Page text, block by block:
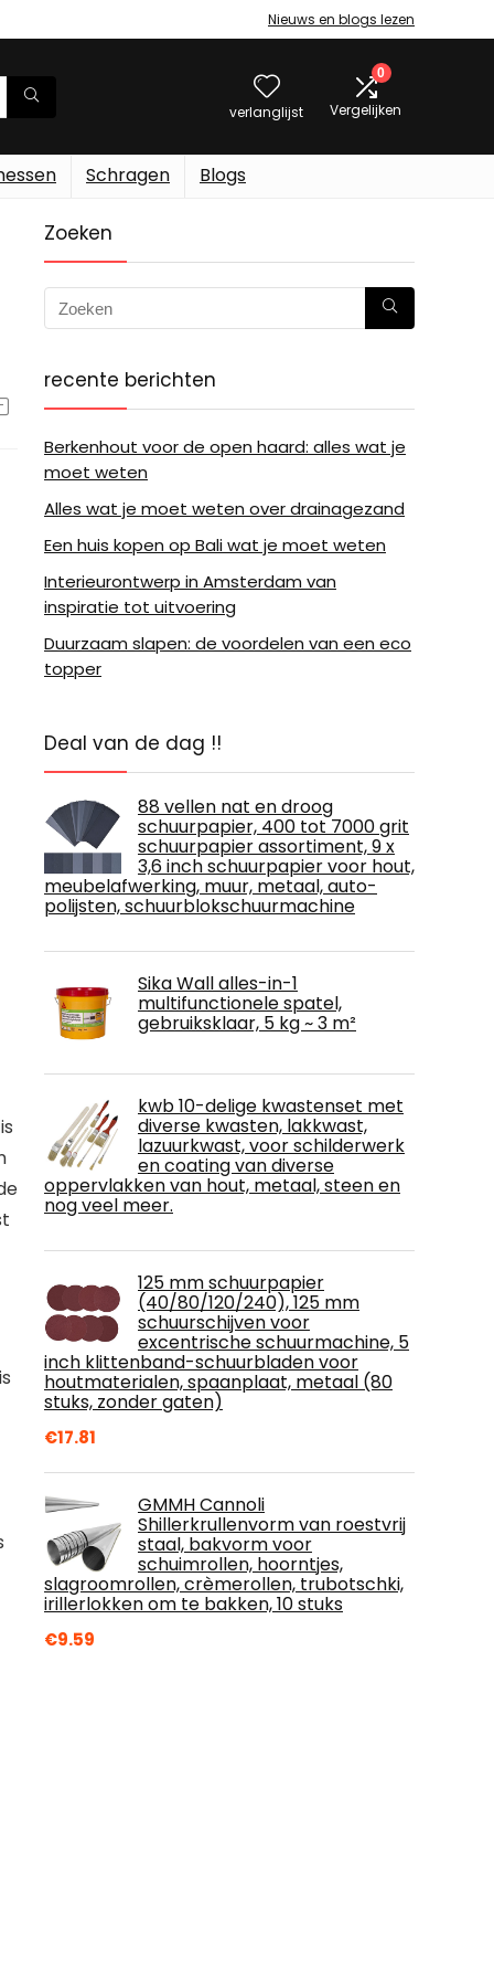
Nieuws en blogs lezen
verlanglijst
0
Vergelijken
Schragen Blogs
Zoeken
recente berichten
Berkenhout voor de open haard: alles wat je
moet weten
Alles wat je moet weten over drainagezand
Een huis kopen op Bali wat je moet weten
Interieurontwerp in Amsterdam van
inspiratie tot uitvoering
Duurzaam slapen: de voordelen van een eco
topper
Deal van de dag !!
88 vellen nat en droog
schuurpapier, 400 tot 7000 grit
schuurpapier assortiment, 9 x
3,6 inch schuurpapier voor hout,
meubelafwerking, muur, metaal, auto-
polijsten, schuurblokschuurmachine
Sika Wall alles-in-1
multifunctionele spatel,
gebruiksklaar, 5 kg ~ 3 m²
kwb 10-delige kwastenset met
diverse kwasten, lakkwast,
lazuurkwast, voor schilderwerk
en coating van diverse
oppervlakken van hout, metaal, steen en
nog veel meer.
125 mm schuurpapier
(40/80/120/240), 125 mm
schuurschijven voor
excentrische schuurmachine, 5
inch klittenband-schuurbladen voor
houtmaterialen, spaanplaat, metaal (80
stuks, zonder gaten)
€17.81
GMMH Cannoli
Shillerkrullenvorm van roestvrij
staal, bakvorm voor
schuimrollen, hoorntjes,
slagroomrollen, crèmerollen, trubotschki,
irillerlokken om te bakken, 10 stuks
€9.59